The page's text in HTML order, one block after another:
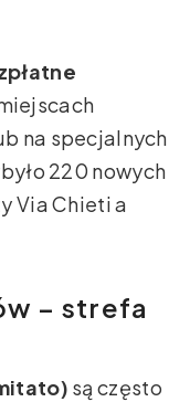
na specjalnych
220 nowych
Via Chieti a
– strefa
są często